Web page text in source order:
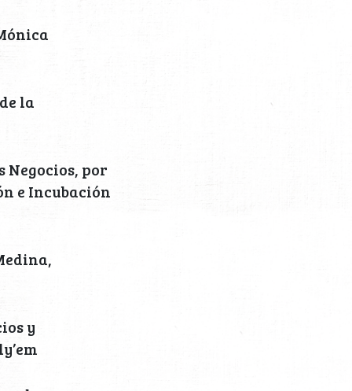
la
Negocios, por
e Incubación
y